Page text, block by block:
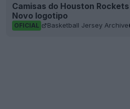
Camisas do Houston
Novo logotipo
OFICIAL Basketball Jersey Archive